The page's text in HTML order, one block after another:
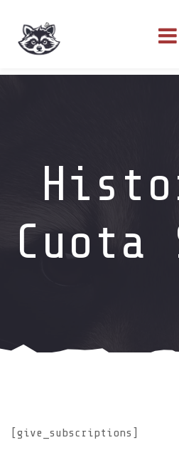
Cuota
[give_subscriptions]